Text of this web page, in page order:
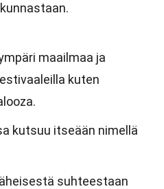
maailmaa ja
kuten
kutsuu itseään nimellä
suhteestaan